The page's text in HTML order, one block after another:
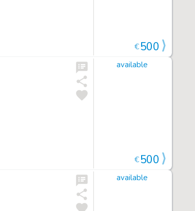
€500
available
€500
available